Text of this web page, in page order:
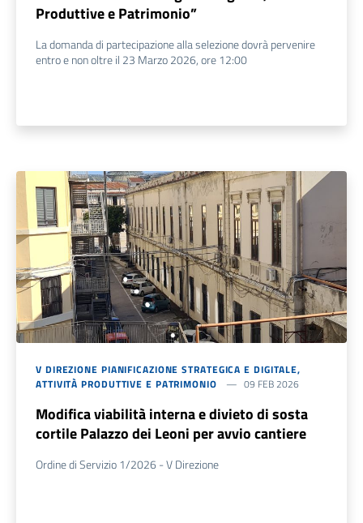
Produttive e Patrimonio”
La domanda di partecipazione alla selezione dovrà pervenire
entro e non oltre il 23 Marzo 2026, ore 12:00
V DIREZIONE PIANIFICAZIONE STRATEGICA E DIGITALE,
ATTIVITÀ PRODUTTIVE E PATRIMONIO
09 FEB 2026
Modifica viabilità interna e divieto di sosta
cortile Palazzo dei Leoni per avvio cantiere
Ordine di Servizio 1/2026 - V Direzione